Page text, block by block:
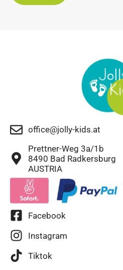
office@jolly-kids.at
Prettner-Weg 3a/1b
8490 Bad Radkersburg
AUSTRIA
Facebook
Instagram
Tiktok